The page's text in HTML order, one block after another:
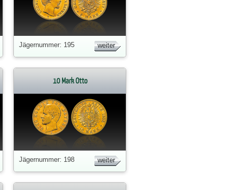
Jägernummer: 195 weiter
10 Mark Otto
Jägernummer: 198 weiter